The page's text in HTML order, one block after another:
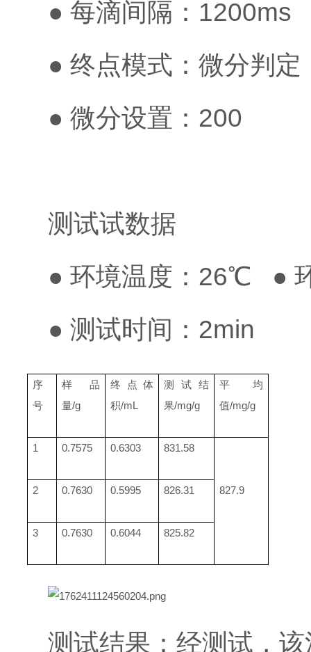
● 每滴间隔：1200ms
● 终点模式：微分判
● 微分设置：200
测试试数据
● 环境温度：26℃ ●
● 测试时间：2min
序
号
样品
量/g
终点体
积/mL
测试结
果/mg/g
平均
值/mg/g
1 0.7575 0.6303 831.58
827.9
2 0.7630 0.5995 826.31
3 0.7630 0.6044 825.82
测试结果：经测试，